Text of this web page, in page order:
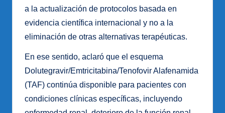
a la actualización de protocolos basada en
evidencia científica internacional y no a la
eliminación de otras alternativas terapéuticas.
En ese sentido, aclaró que el esquema
Dolutegravir/Emtricitabina/Tenofovir Alafenamida
(TAF) continúa disponible para pacientes con
condiciones clínicas específicas, incluyendo